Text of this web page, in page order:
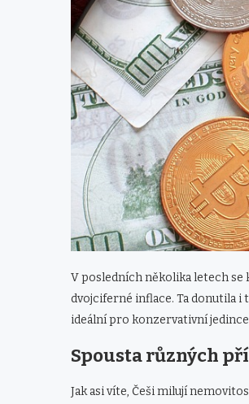
V posledních několika letech se
dvojciferné inflace. Ta donutila i
ideální pro konzervativní
Spousta různých
Jak asi víte, Češi milují